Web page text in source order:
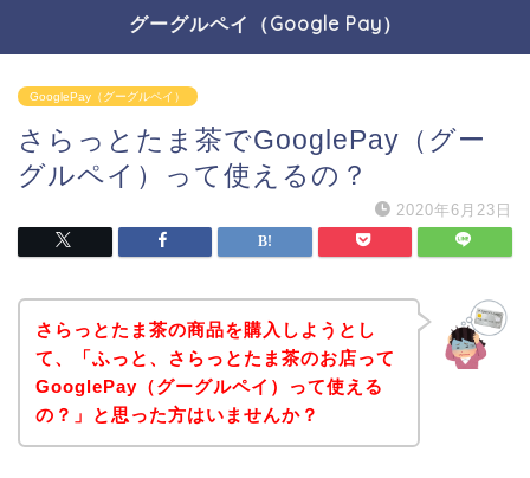
グーグルペイ（Google Pay）
GooglePay（グーグルペイ）
さらっとたま茶でGooglePay（グー
グルペイ）って使えるの？
2020年6月23日
さらっとたま茶の商品を購入しようとし
て、「ふっと、さらっとたま茶のお店って
GooglePay（グーグルペイ）って使える
の？」と思った方はいませんか？